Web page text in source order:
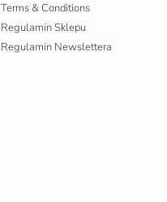
Terms & Conditions
Regulamin Sklepu
Regulamin Newslettera